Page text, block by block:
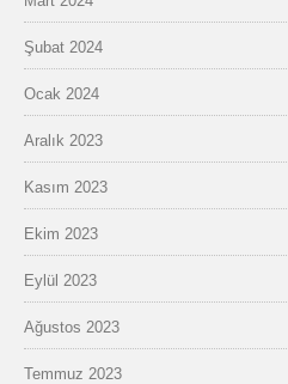
Şubat 2024
Ocak 2024
Aralık 2023
Kasım 2023
Ekim 2023
Eylül 2023
Ağustos 2023
Temmuz 2023